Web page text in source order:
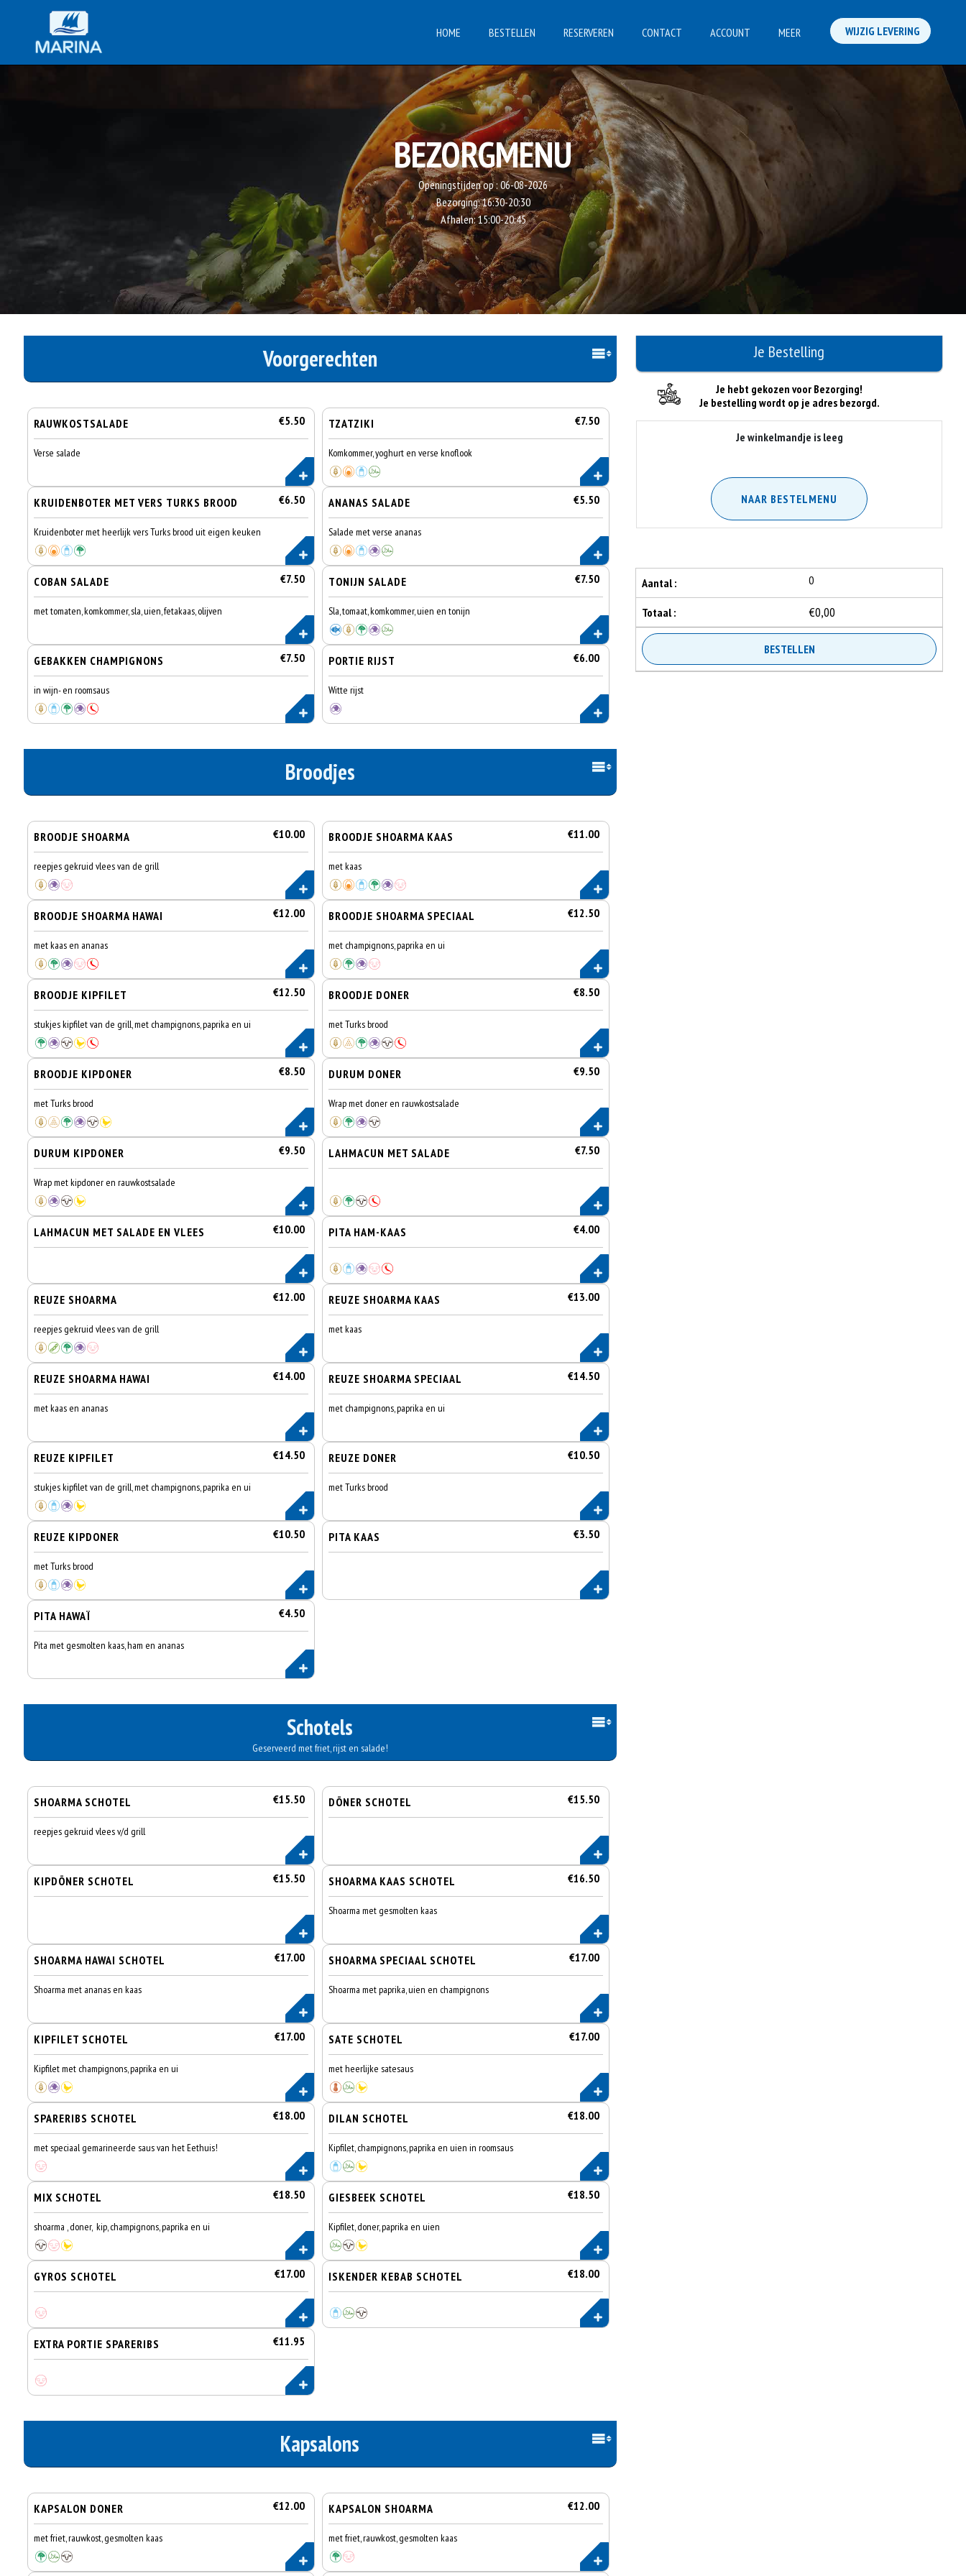
HOME BESTELLEN RESERVEREN CONTACT ACCOUNT MEER WIJZIG LEVERING
BEZORGMENU
Openingstijden op : 06-08-2026
Bezorging:16:30-20:30
Afhalen:15:00-20:45
Voorgerechten
RAUWKOSTSALADE €5.50
Verse salade
TZATZIKI €7.50
Komkommer, yoghurt en verse knoflook
KRUIDENBOTER MET VERS TURKS BROOD €6.50
Kruidenboter met heerlijk vers Turks brood uit eigen keuken
ANANAS SALADE €5.50
Salade met verse ananas
COBAN SALADE €7.50
met tomaten, komkommer, sla, uien, fetakaas, olijven
TONIJN SALADE €7.50
Sla, tomaat, komkommer, uien en tonijn
GEBAKKEN CHAMPIGNONS €7.50
in wijn- en roomsaus
PORTIE RIJST €6.00
Witte rijst
Broodjes
BROODJE SHOARMA €10.00
reepjes gekruid vlees van de grill
BROODJE SHOARMA KAAS €11.00
met kaas
BROODJE SHOARMA HAWAI €12.00
met kaas en ananas
BROODJE SHOARMA SPECIAAL €12.50
met champignons, paprika en ui
BROODJE KIPFILET €12.50
stukjes kipfilet van de grill, met champignons, paprika en ui
BROODJE DONER €8.50
met Turks brood
BROODJE KIPDONER €8.50
met Turks brood
DURUM DONER €9.50
Wrap met doner en rauwkostsalade
DURUM KIPDONER €9.50
Wrap met kipdoner en rauwkostsalade
LAHMACUN MET SALADE €7.50
LAHMACUN MET SALADE EN VLEES €10.00 PITA HAM-KAAS €4.00
REUZE SHOARMA €12.00
reepjes gekruid vlees van de grill
REUZE SHOARMA KAAS €13.00
met kaas
REUZE SHOARMA HAWAI €14.00
met kaas en ananas
REUZE SHOARMA SPECIAAL €14.50
met champignons, paprika en ui
REUZE KIPFILET €14.50
stukjes kipfilet van de grill, met champignons, paprika en ui
REUZE DONER €10.50
met Turks brood
REUZE KIPDONER €10.50
met Turks brood
PITA KAAS €3.50
PITA HAWAÏ €4.50
Pita met gesmolten kaas, ham en ananas
Schotels
Geserveerd met friet, rijst en salade!
SHOARMA SCHOTEL €15.50
reepjes gekruid vlees v/d grill
DÖNER SCHOTEL €15.50
KIPDÖNER SCHOTEL €15.50 SHOARMA KAAS SCHOTEL €16.50
Shoarma met gesmolten kaas
SHOARMA HAWAI SCHOTEL €17.00
Shoarma met ananas en kaas
SHOARMA SPECIAAL SCHOTEL €17.00
Shoarma met paprika, uien en champignons
KIPFILET SCHOTEL €17.00
Kipfilet met champignons, paprika en ui
SATE SCHOTEL €17.00
met heerlijke satesaus
SPARERIBS SCHOTEL €18.00
met speciaal gemarineerde saus van het Eethuis!
DILAN SCHOTEL €18.00
Kipfilet, champignons, paprika en uien in roomsaus
MIX SCHOTEL €18.50
shoarma , doner, kip, champignons, paprika en ui
GIESBEEK SCHOTEL €18.50
Kipfilet, doner, paprika en uien
GYROS SCHOTEL €17.00 ISKENDER KEBAB SCHOTEL €18.00
EXTRA PORTIE SPARERIBS €11.95
Kapsalons
KAPSALON DONER €12.00
met friet, rauwkost, gesmolten kaas
KAPSALON SHOARMA €12.00
met friet, rauwkost, gesmolten kaas
Je hebt gekozen voor Bezorging!
Je bestelling wordt op je adres bezorgd.
Je winkelmandje is leeg
NAAR BESTELMENU
Aantal : 0
Totaal : €0,00
BESTELLEN
Je Bestelling